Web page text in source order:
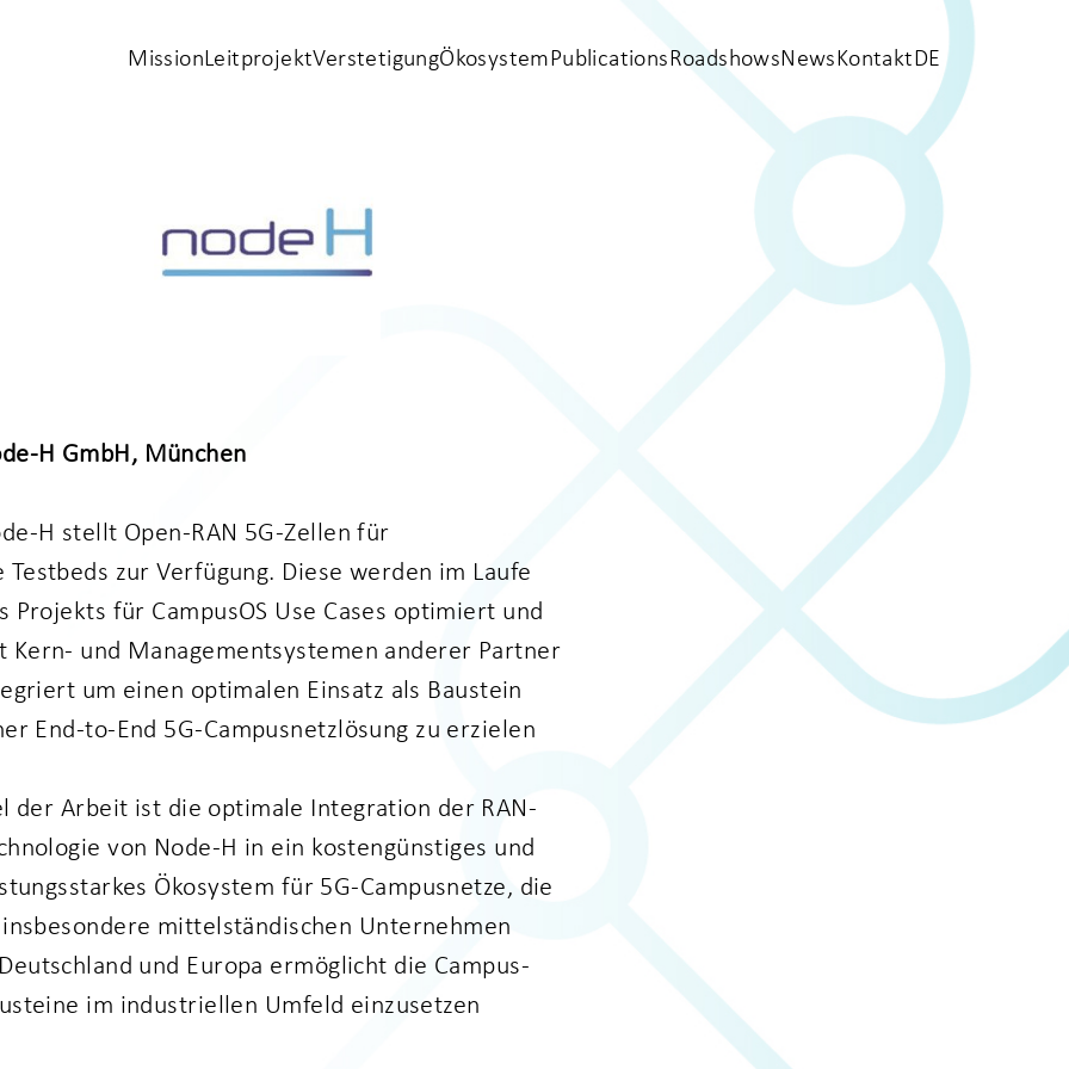
MissionLeitprojektVerstetigungÖkosystemPublicationsRoadshowsNewsKontaktDE
-H GmbH, München
-H stellt Open-RAN 5G-Zellen für
Testbeds zur Verfügung. Diese werden im Laufe
Projekts für CampusOS Use Cases optimiert und
Kern- und Managementsystemen anderer Partner
um einen optimalen Einsatz als Baustein
End-to-End 5G-Campusnetzlösung zu erzielen
der Arbeit ist die optimale Integration der RAN-
von Node-H in ein kostengünstiges und
Ökosystem für 5G-Campusnetze, die
mittelständischen Unternehmen
und Europa ermöglicht die Campus-
im industriellen Umfeld einzusetzen